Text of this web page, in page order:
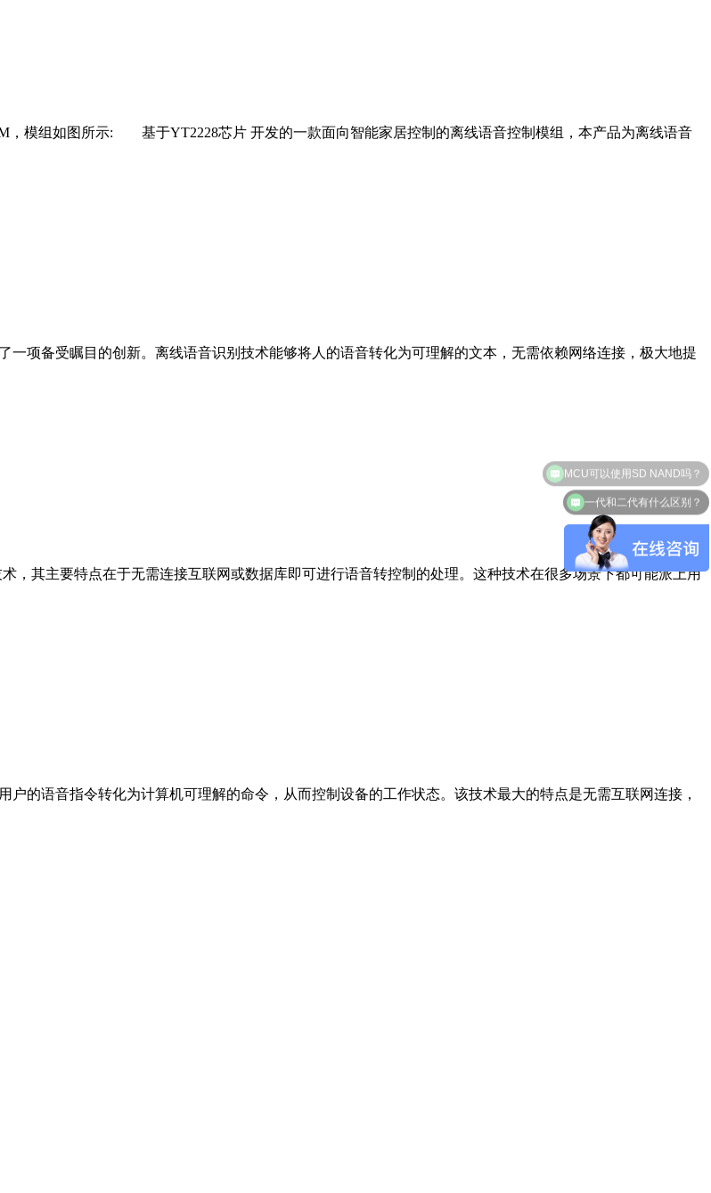
组如图所示: 基于YT2228芯片 开发的一款面向智能家居控制的离线语音控制模组，本产品为离线语音
瞩目的创新。离线语音识别技术能够将人的语音转化为可理解的文本，无需依赖网络连接，极大地提
主要特点在于无需连接互联网或数据库即可进行语音转控制的处理。这种技术在很多场景下都可能派上用
音指令转化为计算机可理解的命令，从而控制设备的工作状态。该技术最大的特点是无需互联网连接，
一代和二代有什么区别？